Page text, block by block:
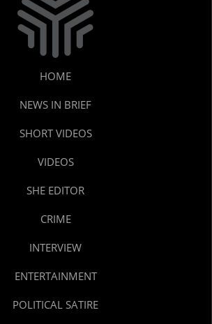
HOME
NEWS IN BRIEF
SHORT VIDEOS
VIDEOS
SHE EDITOR
CRIME
INTERVIEW
ENTERTAINMENT
POLITICAL SATIRE